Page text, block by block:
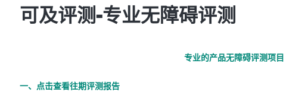
可及评测-专业无障碍评测
专业的产品无障碍评测项目
一、点击查看往期评测报告